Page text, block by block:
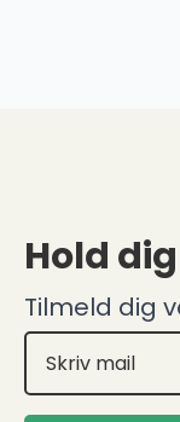
Hold
Tilmeld dig